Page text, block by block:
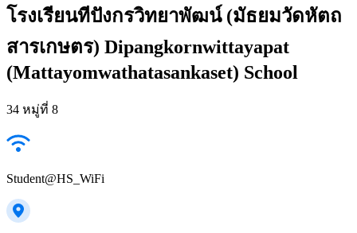
โรงเรียนทีปังกรวิทยาพัฒน์ (มัธยมวัดหัตถ
สารเกษตร)​ Dipangkornwittayapat
(Mattayomwathatasankaset) School
34 หมู่ที่ 8
Student@HS_WiFi